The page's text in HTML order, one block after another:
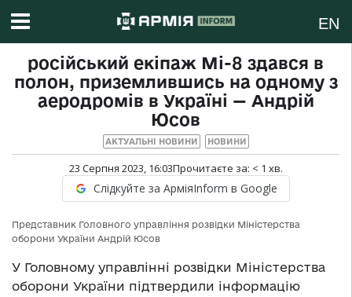
EN
російський екіпаж Мі-8 здався в
полон, приземлившись на одному з
аеродромів в Україні — Андрій
Юсов
АКТУАЛЬНІ НОВИНИ НОВИНИ
23 Серпня 2023, 16:03Прочитаєте за: < 1 хв.
Слідкуйте за АрміяInform в Google
Представник Головного управління розвідки Міністерства
оборони України Андрій Юсов
У Головному управлінні розвідки Міністерства
оборони України підтвердили інформацію